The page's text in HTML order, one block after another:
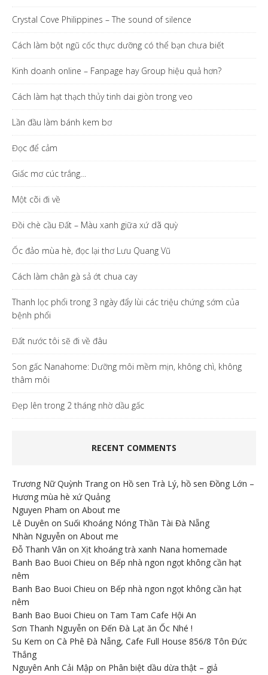
Crystal Cove Philippines – The sound of silence
Cách làm bột ngũ cốc thực dưỡng có thể bạn chưa biết
Kinh doanh online – Fanpage hay Group hiệu quả hơn?
Cách làm hạt thạch thủy tinh dai giòn trong veo
Lần đầu làm bánh kem bơ
Đọc để cảm
Giấc mơ cúc trắng…
Một cõi đi về
Đồi chè cầu Đất – Màu xanh giữa xứ dã quỳ
Ốc đảo mùa hè, đọc lại thơ Lưu Quang Vũ
Cách làm chân gà sả ớt chua cay
Thanh lọc phổi trong 3 ngày đẩy lùi các triệu chứng sớm của
bệnh phổi
Đất nước tôi sẽ đi về đâu
Son gấc Nanahome: Dưỡng môi mềm mịn, không chì, không
thâm môi
Đẹp lên trong 2 tháng nhờ dầu gấc
RECENT COMMENTS
Trương Nữ Quỳnh Trang on Hồ sen Trà Lý, hồ sen Đồng Lớn –
Hương mùa hè xứ Quảng
Nguyen Pham on About me
Lê Duyên on Suối Khoáng Nóng Thần Tài Đà Nẵng
Nhàn Nguyễn on About me
Đỗ Thanh Vân on Xịt khoáng trà xanh Nana homemade
Banh Bao Buoi Chieu on Bếp nhà ngon ngọt không cần hạt
nêm
Banh Bao Buoi Chieu on Bếp nhà ngon ngọt không cần hạt
nêm
Banh Bao Buoi Chieu on Tam Tam Cafe Hội An
Sơn Thanh Nguyễn on Đến Đà Lạt ăn Ốc Nhé !
Su Kem on Cà Phê Đà Nẵng, Cafe Full House 856/8 Tôn Đức
Thắng
Nguyên Anh Cải Mập on Phân biệt dầu dừa thật – giả